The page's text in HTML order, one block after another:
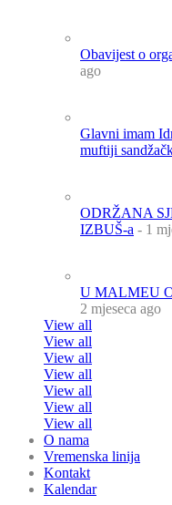
Obavijest o
ago
Glavni imam
muftiji
ODRŽANA
IZBUŠ-a - 1
U MALMEU
2 mjeseca ago
View all
View all
View all
View all
View all
View all
View all
O nama
Vremenska linija
Kontakt
Kalendar